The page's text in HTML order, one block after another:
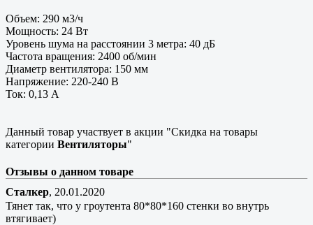
Объем: 290 м3/ч
Мощность: 24 Вт
Уровень шума на расстоянии 3 метра: 40 дБ
Частота вращения: 2400 об/мин
Диаметр вентилятора: 150 мм
Напряжение: 220-240 В
Ток: 0,13 А
Данный товар участвует в акции "Скидка на товары
категории Вентиляторы"
Отзывы о данном товаре
Сталкер, 20.01.2020
Тянет так, что у гроутента 80*80*160 стенки во внутрь
втягивает)